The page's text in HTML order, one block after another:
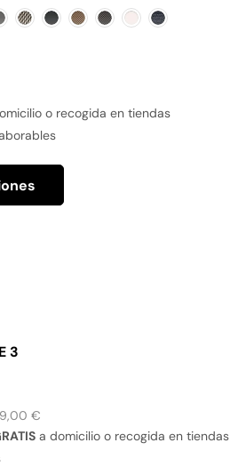
o recogida en tiendas
3
€
a domicilio o recogida en tiendas